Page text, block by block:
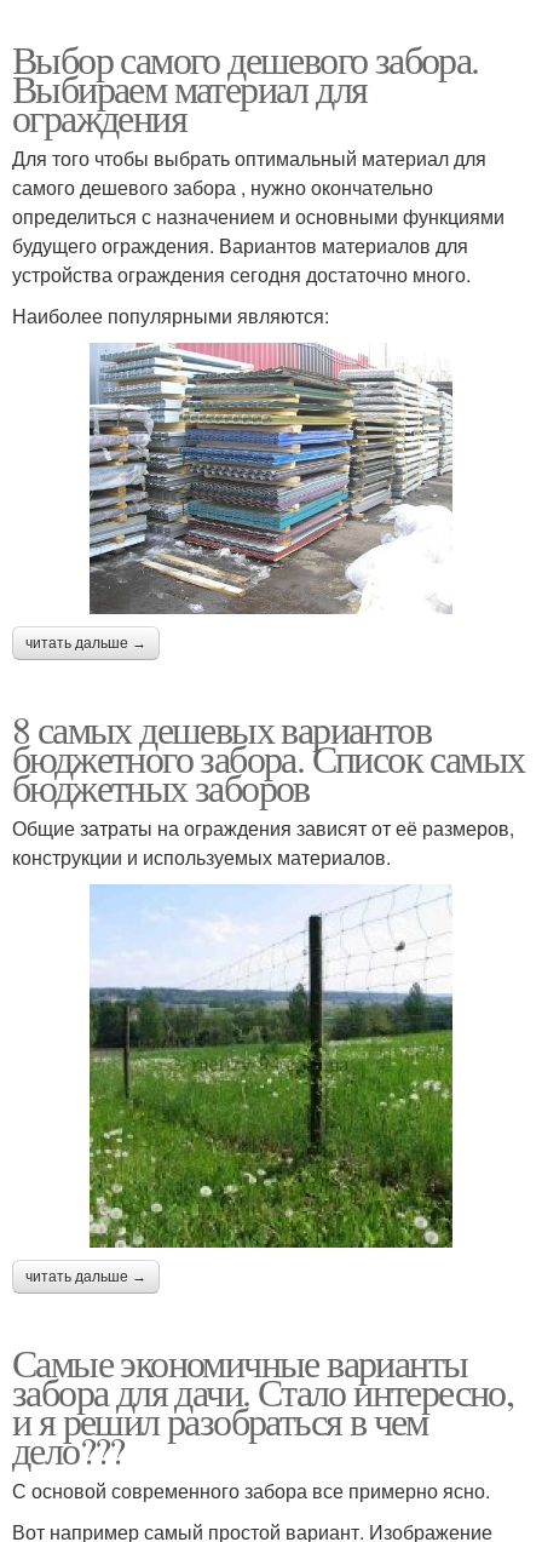
Выбор самого дешевого забора.
Выбираем материал для
ограждения
Для того чтобы выбрать оптимальный материал для
самого дешевого забора , нужно окончательно
определиться с назначением и основными функциями
будущего ограждения. Вариантов материалов для
устройства ограждения сегодня достаточно много.
Наиболее популярными являются:
читать дальше →
8 самых дешевых вариантов
бюджетного забора. Список самых
бюджетных заборов
Общие затраты на ограждения зависят от её размеров,
конструкции и используемых материалов.
читать дальше →
Самые экономичные варианты
забора для дачи. Стало интересно,
и я решил разобраться в чем
дело???
С основой современного забора все примерно ясно.
Вот например самый простой вариант. Изображение